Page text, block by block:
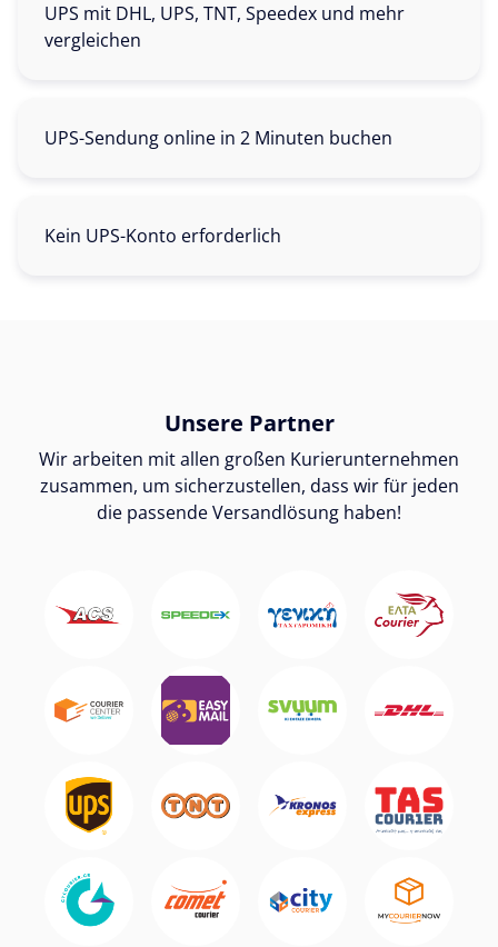
UPS mit DHL, UPS, TNT, Speedex und mehr
vergleichen
UPS-Sendung online in 2 Minuten buchen
Kein UPS-Konto erforderlich
Unsere Partner
Wir arbeiten mit allen großen Kurierunternehmen
zusammen, um sicherzustellen, dass wir für jeden
die passende Versandlösung haben!